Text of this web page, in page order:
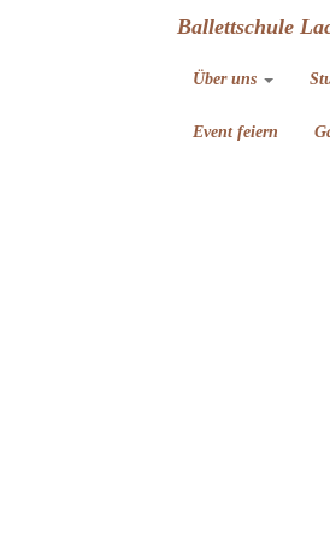
Ballettschule
Über uns
Event feiern